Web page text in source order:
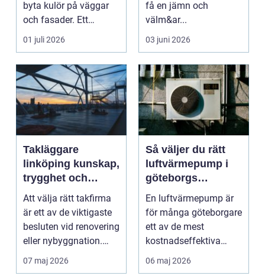
byta kulör på väggar
och fasader. Ett
genomtänkt
måleriarbet...
01 juli 2026
få en jämn och
välm&ar...
03 juni 2026
Takläggare
linköping kunskap,
trygghet och
hållbara tak
Att välja rätt takfirma
är ett av de viktigaste
besluten vid renovering
eller nybyggnation.
Taket på...
07 maj 2026
Så väljer du rätt
luftvärmepump i
göteborgs
kustklimat
En luftvärmepump är
för många göteborgare
ett av de mest
kostnadseffektiva
sätten att sänka sina
upp...
06 maj 2026